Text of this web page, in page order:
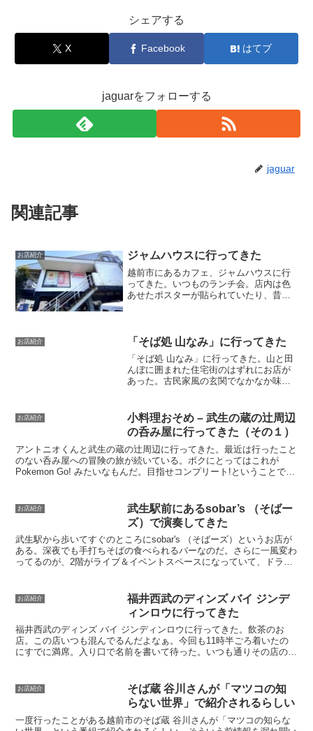
シェアする
X Facebook はてブ
jaguarをフォローする
jaguar
関連記事
お店紹介 ジャムハウスに行ってきた
越前市にあるカフェ、ジャムハウスに行
ってきた。いつものランチ会。店内は色
あせたポスターが貼られていたり、昔の
ー。・・・いろいろ迷った...
お店紹介 「そば処 山なみ」に行ってきた
「そば処 山なみ」に行ってきた。山と田
んぼに囲まれた住宅街のはずれにお店が
あった。古民家風の玄関でなかなか味が
も高い。ご飯の代わりに蕎麦を使ったい
なりずし「蕎麦いなり」...
お店紹介
小料理おそめ – 武生の蔵の辻周辺
の呑み屋に行ってきた（その１）
アントニオくんと武生の蔵の辻周辺に行ってきた。最近は行ったこと
のない呑み屋への冒険の旅が続いている。ボクにとってはこれが
Pokemon Go! みたいなもんだ。目指せコンプリート!ということで、
お店紹介
武生駅前にあるsobar’s （そばー
ズ）で演奏してきた
武生駅から歩いてすぐのところにsobar's （そばーズ）というお店が
ある。深夜でも手打ちそばの食べられるバーなのだ。さらに一風変わ
ってるのが、2階がライブ＆イベントスペースになっていて、ドラム
お店紹介
福井西武のディンズ バイ ジンデ
ィンロウに行ってきた
福井西武のディンズ バイ ジンディンロウに行ってきた。飲茶のお
店。この店いつも混んでるんだよなぁ。今回も11時半ごろ着いたの
にすでに満席。入り口で名前を書いて待った。いつも通りその店の一
お店紹介
そば蔵 谷川さんが「マツコの知
らない世界」で紹介されるらしい
一度行ったことがある越前市のそば蔵 谷川さんが「マツコの知らな